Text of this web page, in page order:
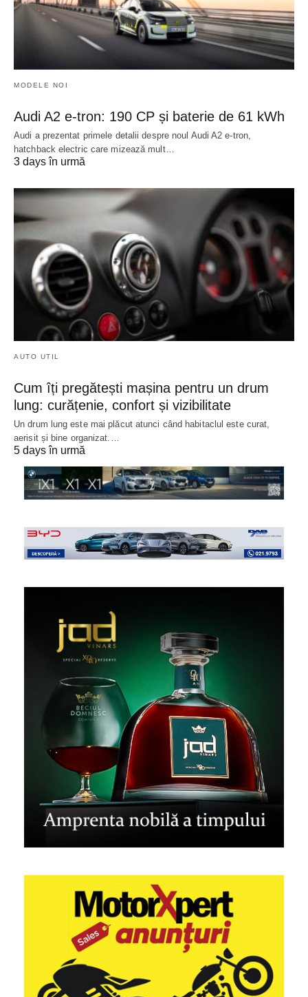
MODELE NOI
Audi A2 e-tron: 190 CP și baterie de 61 kWh
Audi a prezentat primele detalii despre noul Audi A2 e-tron,
hatchback electric care mizează mult…
3 days în urmă
AUTO UTIL
Cum îți pregătești mașina pentru un drum
lung: curățenie, confort și vizibilitate
Un drum lung este mai plăcut atunci când habitaclul este curat,
aerisit și bine organizat.…
5 days în urmă